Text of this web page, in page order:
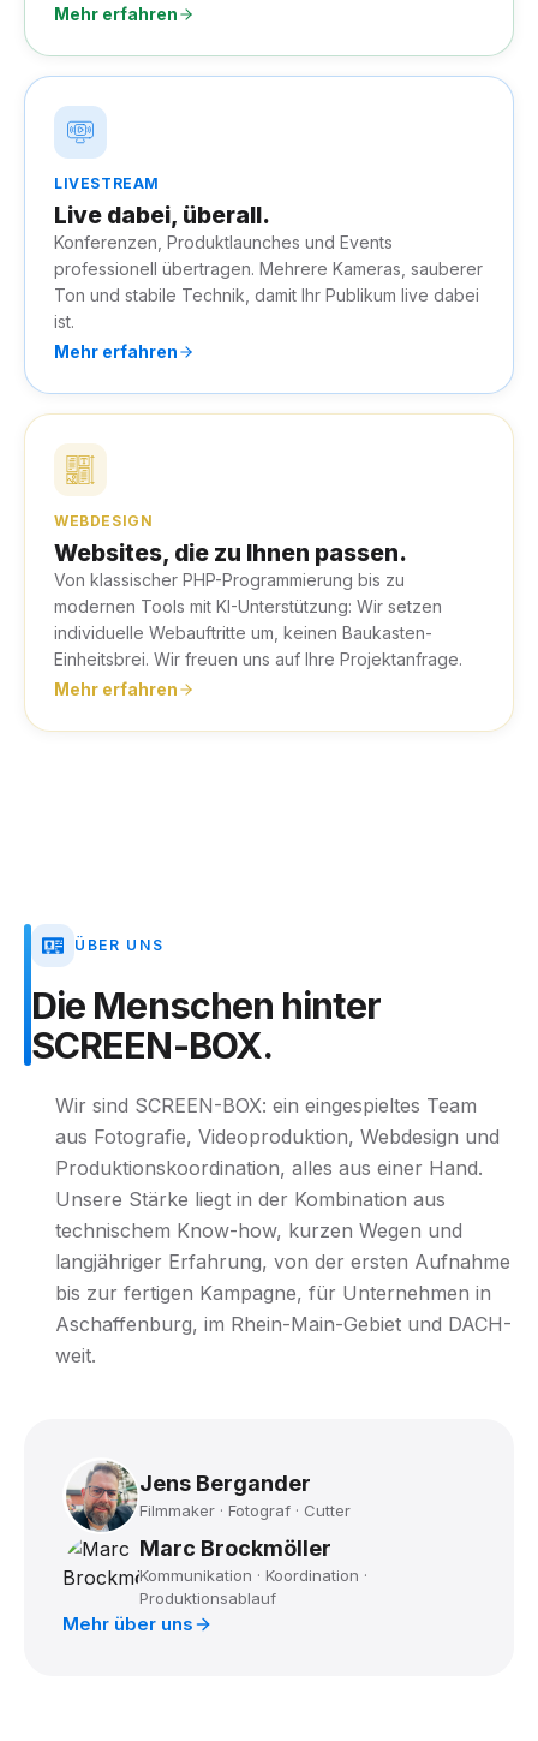
Mehr erfahren
LIVESTREAM
Live dabei, überall.
Konferenzen, Produktlaunches und Events
professionell übertragen. Mehrere Kameras, sauberer
Ton und stabile Technik, damit Ihr Publikum live dabei
ist.
Mehr erfahren
WEBDESIGN
Websites, die zu Ihnen passen.
Von klassischer PHP-Programmierung bis zu
modernen Tools mit KI-Unterstützung: Wir setzen
individuelle Webauftritte um, keinen Baukasten-
Einheitsbrei. Wir freuen uns auf Ihre Projektanfrage.
Mehr erfahren
ÜBER UNS
Die Menschen hinter
SCREEN-BOX.
Wir sind SCREEN-BOX: ein eingespieltes Team
aus Fotografie, Videoproduktion, Webdesign und
Produktionskoordination, alles aus einer Hand.
Unsere Stärke liegt in der Kombination aus
technischem Know-how, kurzen Wegen und
langjähriger Erfahrung, von der ersten Aufnahme
bis zur fertigen Kampagne, für Unternehmen in
Aschaffenburg, im Rhein-Main-Gebiet und DACH-
weit.
Jens Bergander
Filmmaker · Fotograf · Cutter
Marc Brockmöller
Kommunikation · Koordination ·
Produktionsablauf
Mehr über uns